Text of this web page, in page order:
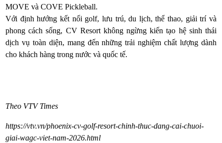
MOVE và COVE Pickleball.
Với định hướng kết nối golf, lưu trú, du lịch, thể thao, giải trí và
phong cách sống, CV Resort không ngừng kiến tạo hệ sinh thái
dịch vụ toàn diện, mang đến những trải nghiệm chất lượng dành
cho khách hàng trong nước và quốc tế.
Theo VTV Times
https://vtv.vn/phoenix-cv-golf-resort-chinh-thuc-dang-cai-chuoi-
giai-wagc-viet-nam-2026.html